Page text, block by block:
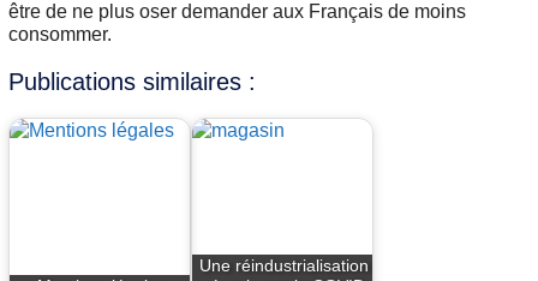
être de ne plus oser demander aux Français de moins
consommer.
Publications similaires :
Une réindustrialisation